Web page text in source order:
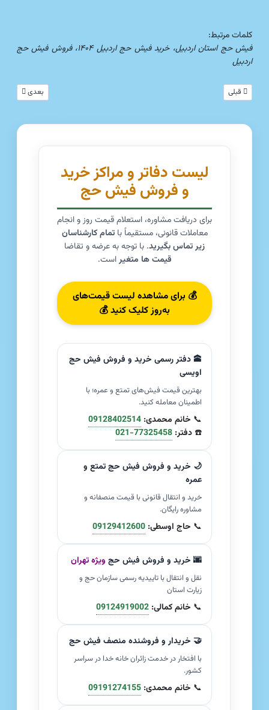
کلمات مرتبط:
فیش حج استان اردبیل، خرید فیش حج اردبیل ۱۴۰۴، فروش فیش حج
اردبیل
مطلب قبلی: همه چیز درباره فیش حج در استان کرمان | خرید و فروش مطمئن (آپدیت ۱۴۰۴)
قبلی مطلب بعدی:
بعدی
لیست دفاتر و مراکز خرید
و فروش فیش حج
برای دریافت مشاوره، استعلام قیمت روز و انجام
معاملات قانونی، مستقیماً باتمام کارشناسان
زیر تماس بگیرید. با توجه به عرضه و تقاضا
قیمت ها متغیراست.
💰 برای مشاهده لیست قیمت‌های
به‌روز کلیک کنید 💰
🕋 دفتر رسمی خرید و فروش فیش حج
اویسی
بهترین قیمت فیش‌های تمتع و عمره؛ با
اطمینان معامله کنید.
📞 خانم محمدی: 09128402514
☎️ دفتر: 021-77325458
🌙 خرید و فروش فیش حج تمتع و
عمره
خرید و انتقال قانونی با قیمت منصفانه و
مشاوره رایگان.
📞 حاج اوسطی: 09129412600
🌆 خرید و فروش فیش حج ویژه تهران
نقل و انتقال با تاییدیه رسمی سازمان حج و
زیارت استان
📞 خانم کمالی: 09124919002
🤝 خریدار و فروشنده منصف فیش حج
با افتخار در خدمت زائران خانه خدا در سراسر
کشور.
📞 خانم محمدی: 09191274155